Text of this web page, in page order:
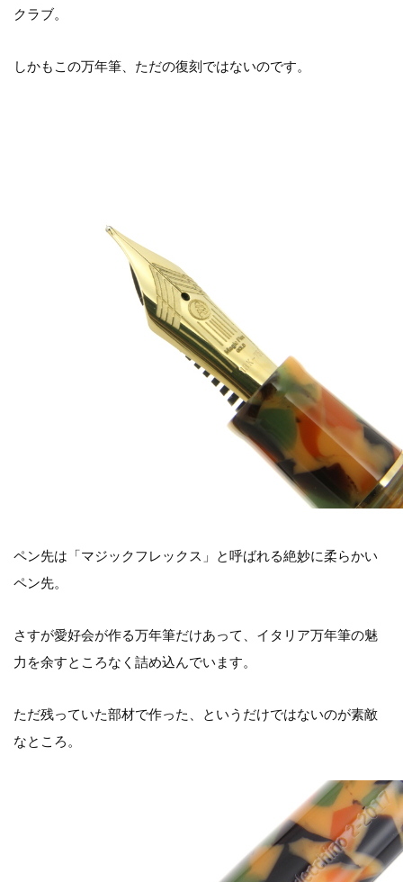
クラブ。
しかもこの万年筆、ただの復刻ではないのです。
ペン先は「マジックフレックス」と呼ばれる絶妙に柔らかい
ペン先。
さすが愛好会が作る万年筆だけあって、イタリア万年筆の魅
力を余すところなく詰め込んでいます。
ただ残っていた部材で作った、というだけではないのが素敵
なところ。